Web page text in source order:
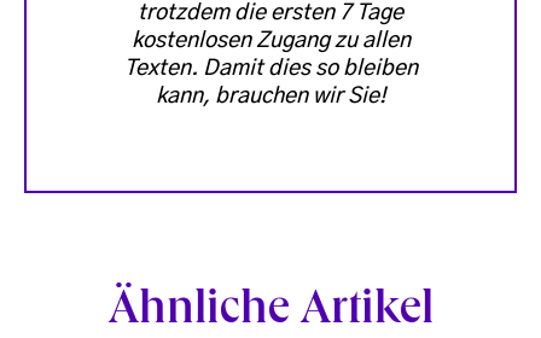
trotzdem die ersten 7 Tage
kostenlosen Zugang zu allen
Texten. Damit dies so bleiben
kann, brauchen wir Sie!
Ähnliche Artikel